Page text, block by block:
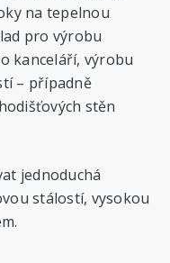
na tepelnou
pro výrobu
kanceláří, výrobu
– případně
stěn
jednoduchá
stálostí, vysokou